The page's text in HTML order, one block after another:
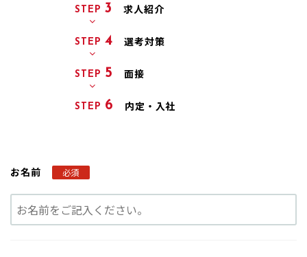
STEP3 求人紹介
STEP4 選考対策
STEP 5 面接
STEP 6 内定・入社
お名前 必須